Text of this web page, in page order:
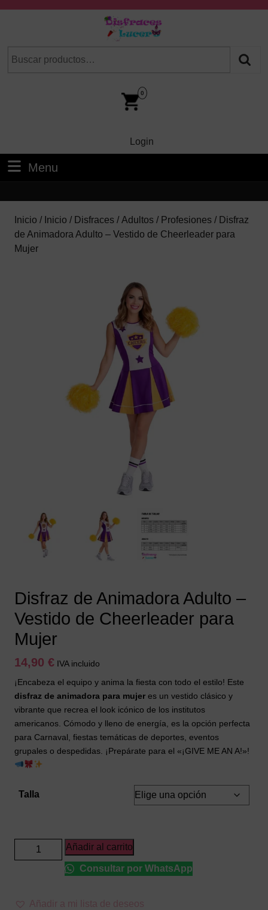
Cuando hay resultados autocompletados, puedes utilizar
0
LoginLogin
Menu
Inicio / Inicio / Disfraces / Adultos / Profesiones / Disfraz
de Animadora Adulto – Vestido de Cheerleader para
Mujer
Disfraz de Animadora Adulto –
Vestido de Cheerleader para
Mujer
14,90 € IVA incluido
¡Encabeza el equipo y anima la fiesta con todo el estilo! Este
disfraz de animadora para mujer es un vestido clásico y
vibrante que recrea el look icónico de los institutos
americanos. Cómodo y lleno de energía, es la opción perfecta
para Carnaval, fiestas temáticas de deportes, eventos
grupales o despedidas. ¡Prepárate para el «¡GIVE ME AN A!»!
Talla
Disfraz
de
–
Añadir al carrito
Consultar por WhatsApp
Añadir a mi lista de deseos